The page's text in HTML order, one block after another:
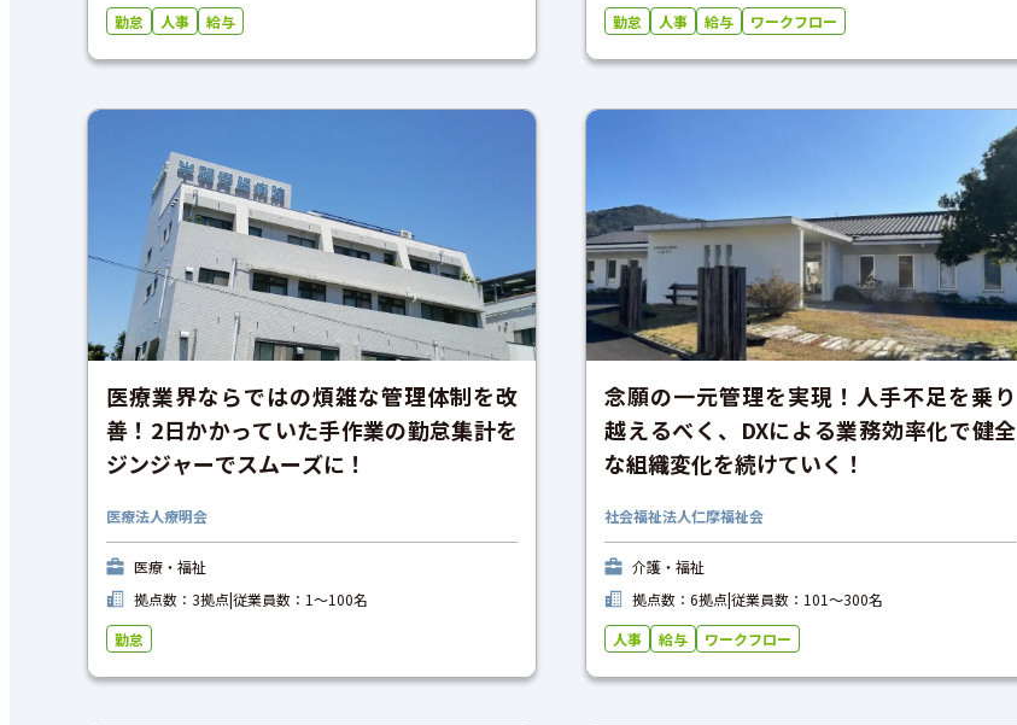
勤怠
人事 給与
勤怠
人事 給与 ワークフロー
医療業界ならではの煩雑な管理体制を改
善！2日かかっていた手作業の勤怠集計を
ジンジャーでスムーズに！
医療法人療明会
医療・福祉
拠点数：3拠点|従業員数：1〜100名
勤怠
念願の一元管理を実現！人手不足を乗り
越えるべく、DXによる業務効率化で健全
な組織変化を続けていく！
社会福祉法人仁摩福祉会
介護・福祉
拠点数：6拠点|従業員数：101〜300名
人事
給与 ワークフロー